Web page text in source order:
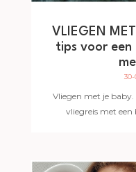
VLIEGEN
tips voor een
Vliegen met je baby.
vliegreis met een